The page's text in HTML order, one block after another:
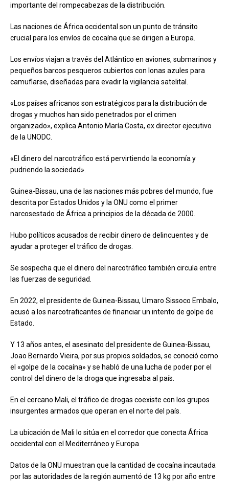
importante del rompecabezas de la distribución.
Las naciones de África occidental son un punto de tránsito
crucial para los envíos de cocaína que se dirigen a Europa.
Los envíos viajan a través del Atlántico en aviones, submarinos y
pequeños barcos pesqueros cubiertos con lonas azules para
camuflarse, diseñadas para evadir la vigilancia satelital.
«Los países africanos son estratégicos para la distribución de
drogas y muchos han sido penetrados por el crimen
organizado», explica Antonio María Costa, ex director ejecutivo
de la UNODC.
«El dinero del narcotráfico está pervirtiendo la economía y
pudriendo la sociedad».
Guinea-Bissau, una de las naciones más pobres del mundo, fue
descrita por Estados Unidos y la ONU como el primer
narcosestado de África a principios de la década de 2000.
Hubo políticos acusados de recibir dinero de delincuentes y de
ayudar a proteger el tráfico de drogas.
Se sospecha que el dinero del narcotráfico también circula entre
las fuerzas de seguridad.
En 2022, el presidente de Guinea-Bissau, Umaro Sissoco Embalo,
acusó a los narcotraficantes de financiar un intento de golpe de
Estado.
Y 13 años antes, el asesinato del presidente de Guinea-Bissau,
Joao Bernardo Vieira, por sus propios soldados, se conoció como
el «golpe de la cocaína» y se habló de una lucha de poder por el
control del dinero de la droga que ingresaba al país.
En el cercano Mali, el tráfico de drogas coexiste con los grupos
insurgentes armados que operan en el norte del país.
La ubicación de Mali lo sitúa en el corredor que conecta África
occidental con el Mediterráneo y Europa.
Datos de la ONU muestran que la cantidad de cocaína incautada
por las autoridades de la región aumentó de 13 kg por año entre